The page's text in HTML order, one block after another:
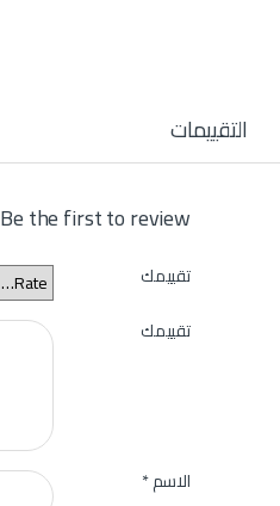
التقييمات
Be the first to review “جبنه اسطنبولي مزارع دينا”
تقييمك
تقييمك
الاسم*